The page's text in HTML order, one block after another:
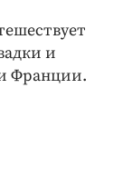
и
Франции.